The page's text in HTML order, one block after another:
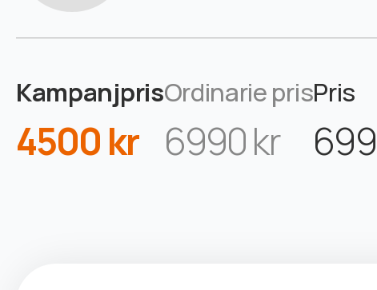
Kampanjpris
4500 kr
Ordinarie pris
6990 kr
Pris